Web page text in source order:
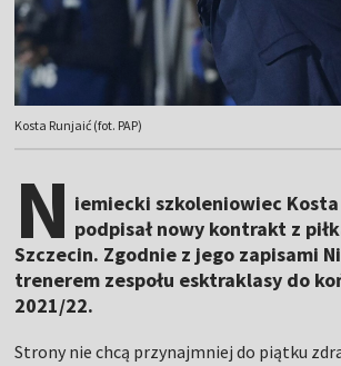
Kosta Runjaić (fot. PAP)
N iemiecki szkoleniowiec
podpisał nowy kontrakt z
Szczecin. Zgodnie z jego zapisami
trenerem zespołu esktraklasy do
2021/22.
Strony nie chcą przynajmniej do piątku